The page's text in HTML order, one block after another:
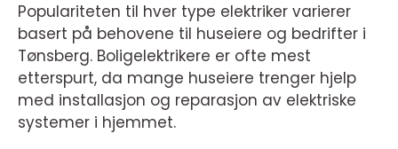
Populariteten til hver type elektriker varierer
basert på behovene til huseiere og bedrifter i
Tønsberg. Boligelektrikere er ofte mest
etterspurt, da mange huseiere trenger hjelp
med installasjon og reparasjon av elektriske
systemer i hjemmet.